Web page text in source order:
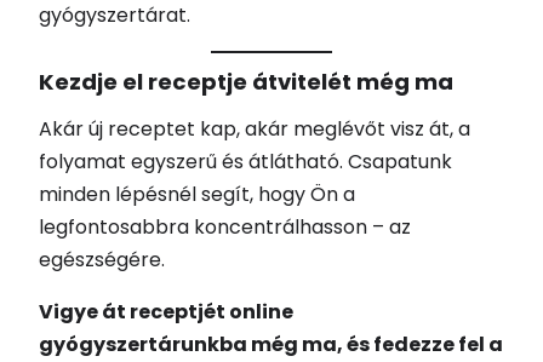
gyógyszertárat.
Kezdje el receptje átvitelét még ma
Akár új receptet kap, akár meglévőt visz át, a
folyamat egyszerű és átlátható. Csapatunk
minden lépésnél segít, hogy Ön a
legfontosabbra koncentrálhasson – az
egészségére.
Vigye át receptjét online
gyógyszertárunkba még ma, és fedezze fel a